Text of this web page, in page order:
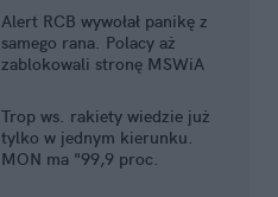
Alert RCB wywołał panikę z
samego rana. Polacy aż
zablokowali stronę MSWiA
Trop ws. rakiety wiedzie już
tylko w jednym kierunku.
MON ma "99,9 proc.